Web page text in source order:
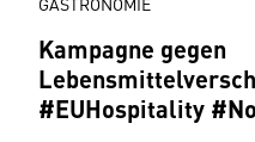
Kampagne gegen
#EUHospitality